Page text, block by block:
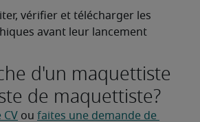
vérifier et télécharger les
avant leur lancement
d'un maquettiste
de maquettiste?
CV ou faites une demande de